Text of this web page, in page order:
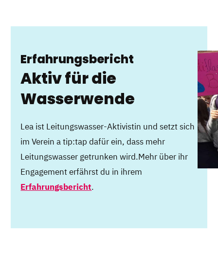
Erfahrungsbericht
Aktiv für die
Wasserwende
Lea ist Leitungswasser-Aktivistin und setzt sich
im Verein a tip:tap dafür ein, dass mehr
Leitungswasser getrunken wird.Mehr über ihr
Engagement erfährst du in ihrem
Erfahrungsbericht.